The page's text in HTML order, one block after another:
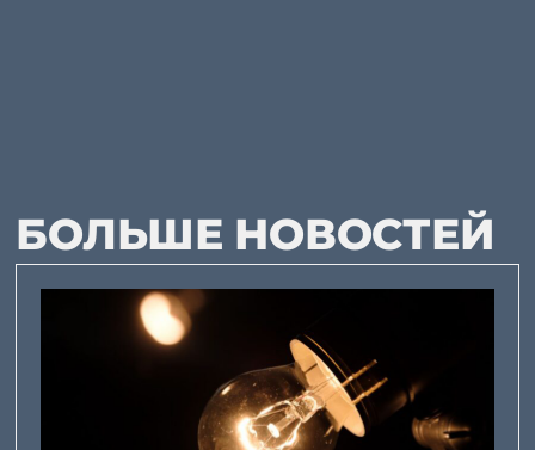
БОЛЬШЕ НОВОСТЕЙ